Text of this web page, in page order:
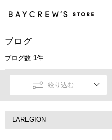
ブログ
ブログ数 1件
絞り込む
LAREGION